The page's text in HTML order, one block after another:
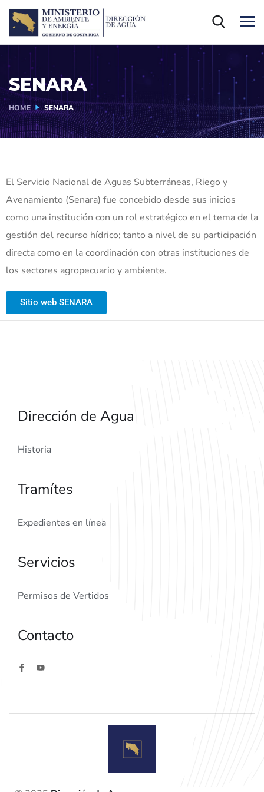
SENARA
HOME SENARA
El Servicio Nacional de Aguas Subterráneas, Riego y
Avenamiento (Senara) fue concebido desde sus inicios
como una institución con un rol estratégico en el tema de la
gestión del recurso hídrico; tanto a nivel de su participación
directa como en la coordinación con otras instituciones de
los sectores agropecuario y ambiente.
Sitio web SENARA
Dirección de Agua
Historia
Tramítes
Expedientes en línea
Servicios
Permisos de Vertidos
Contacto